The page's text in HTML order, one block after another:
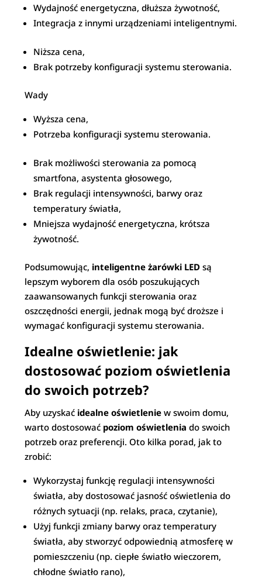
Wydajność energetyczna, dłuższa żywotność,
Integracja z innymi urządzeniami inteligentnymi.
Niższa cena,
Brak potrzeby konfiguracji systemu sterowania.
Wady
Wyższa cena,
Potrzeba konfiguracji systemu sterowania.
Brak możliwości sterowania za pomocą
smartfona, asystenta głosowego,
Brak regulacji intensywności, barwy oraz
temperatury światła,
Mniejsza wydajność energetyczna, krótsza
żywotność.
Podsumowując, inteligentne żarówki LED są
lepszym wyborem dla osób poszukujących
zaawansowanych funkcji sterowania oraz
oszczędności energii, jednak mogą być droższe i
wymagać konfiguracji systemu sterowania.
Idealne oświetlenie: jak
dostosować poziom oświetlenia
do swoich potrzeb?
Aby uzyskać idealne oświetlenie w swoim domu,
warto dostosować poziom oświetlenia do swoich
potrzeb oraz preferencji. Oto kilka porad, jak to
zrobić:
Wykorzystaj funkcję regulacji intensywności
światła, aby dostosować jasność oświetlenia do
różnych sytuacji (np. relaks, praca, czytanie),
Użyj funkcji zmiany barwy oraz temperatury
światła, aby stworzyć odpowiednią atmosferę w
pomieszczeniu (np. ciepłe światło wieczorem,
chłodne światło rano),